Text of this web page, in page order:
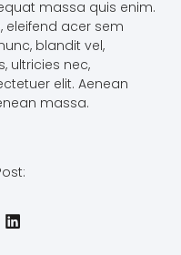
massa quis enim.
eleifend acer sem
blandit vel,
ultricies nec,
elit. Aenean
massa.